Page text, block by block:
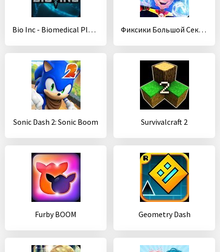
Bio Inc - Biomedical Plague Фиксики Большой Секрет Игры Бегалки для Детей
Sonic Dash 2: Sonic Boom Survivalcraft 2
Furby BOOM Geometry Dash